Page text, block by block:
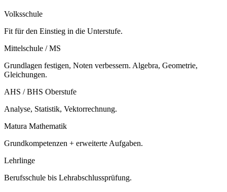
Volksschule
Fit für den Einstieg in die Unterstufe.
Mittelschule / MS
Grundlagen festigen, Noten verbessern. Algebra, Geometrie,
Gleichungen.
AHS / BHS Oberstufe
Analyse, Statistik, Vektorrechnung.
Matura Mathematik
Grundkompetenzen + erweiterte Aufgaben.
Lehrlinge
Berufsschule bis Lehrabschlussprüfung.